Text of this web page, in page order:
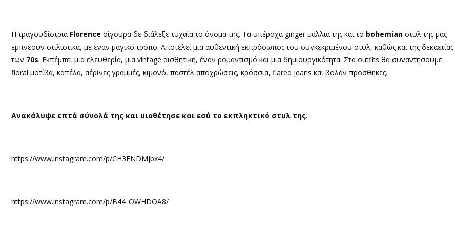
Η τραγουδίστρια Florence σίγουρα δε διάλεξε τυχαία το όνομα της. Τα υπέροχα ginger μαλλιά της και το bohemian στυλ της μας
εμπνέουν στιλιστικά, με έναν μαγικό τρόπο. Αποτελεί μια αυθεντική εκπρόσωπος του συγκεκριμένου στυλ, καθώς και της δεκαετίας
των 70s. Εκπέμπει μια ελευθερία, μια vintage αισθητική, έναν ρομαντισμό και μια δημιουργικότητα. Στα outfits θα συναντήσουμε
floral μοτίβα, καπέλα, αέρινες γραμμές, κιμονό, παστέλ αποχρώσεις, κρόσσια, flared jeans και βολάν προσθήκες.
Ανακάλυψε επτά σύνολά της και υιοθέτησε και εσύ το εκπληκτικό στυλ της.
https://www.instagram.com/p/CH3ENDMjbx4/
https://www.instagram.com/p/B44_OWHDOA8/